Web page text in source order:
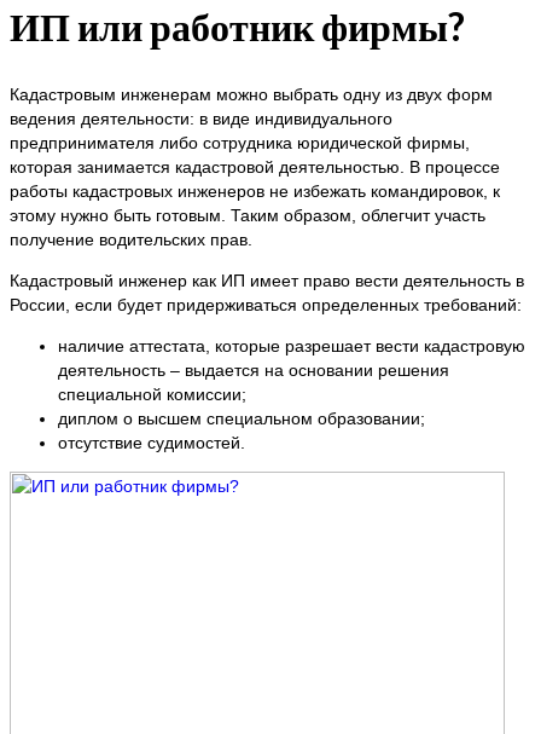
ИП или работник фирмы?
Кадастровым инженерам можно выбрать одну из двух форм
ведения деятельности: в виде индивидуального
предпринимателя либо сотрудника юридической фирмы,
которая занимается кадастровой деятельностью. В процессе
работы кадастровых инженеров не избежать командировок, к
этому нужно быть готовым. Таким образом, облегчит участь
получение водительских прав.
Кадастровый инженер как ИП имеет право вести деятельность в
России, если будет придерживаться определенных требований:
наличие аттестата, которые разрешает вести кадастровую
деятельность – выдается на основании решения
специальной комиссии;
диплом о высшем специальном образовании;
отсутствие судимостей.